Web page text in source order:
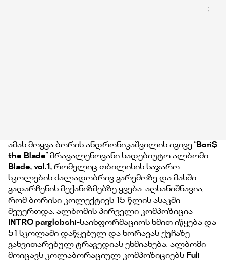
;
ამას მოყვა ბორის ანდრონიკაშვილის იგივე “Bori$
the Blade” მრავალენოვანი სადებიუტო ალბომი
Blade, vol.1, რომელიც თბილისის საჯარო
სკოლების ძალადობრივ გარემოზე და მასში
გადარჩენის მექანიზმებზე ყვება. აღსანიშნავია,
რომ ბორისი კოლექტივს 15 წლის ასაკში
შეუერთდა. ალბომის პირველი კომპოზიცია
INTRO parglebshi-საინფორმაციოს ხმით იწყება და
51 სკოლაში დაწყებულ და ხორავას ქუჩაზე
განვითარებულ ტრაგედიას ეხმიანება. ალბომი
მოიცავს კოლაბორაციულ კომპოზიციებს Fuli